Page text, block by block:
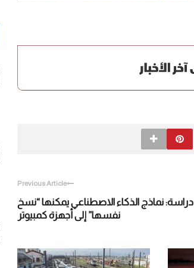
Previous Article
دراسة: نماذج الذكاء الاصطناعي يمكنها “نسخ
نفسها” إلى أجهزة كمبيوتر